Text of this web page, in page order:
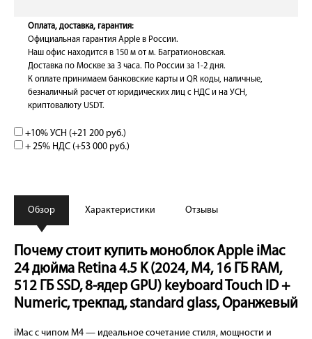
Оплата, доставка, гарантия:
Официальная гарантия Apple в России.
Наш офис находится в 150 м от м. Багратионовская.
Доставка по Москве за 3 часа. По России за 1-2 дня.
К оплате принимаем банковские карты и QR коды, наличные,
безналичный расчет от юридических лиц с НДС и на УСН,
криптовалюту USDT.
+10% УСН (+21 200 руб.)
+ 25% НДС (+53 000 руб.)
Обзор Характеристики Отзывы
Почему стоит купить моноблок Apple iMac
24 дюйма Retina 4.5 K (2024, M4, 16 ГБ RAM,
512 ГБ SSD, 8-ядер GPU) keyboard Touch ID +
Numeric, трекпад, standard glass, Оранжевый
iMac с чипом M4 — идеальное сочетание стиля, мощности и